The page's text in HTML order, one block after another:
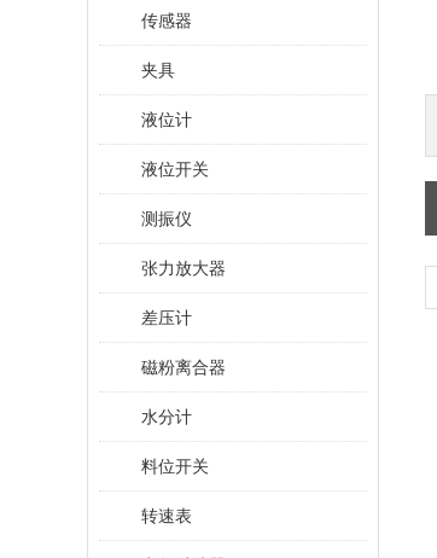
传感器
夹具
液位计
液位开关
测振仪
张力放大器
差压计
磁粉离合器
水分计
料位开关
转速表